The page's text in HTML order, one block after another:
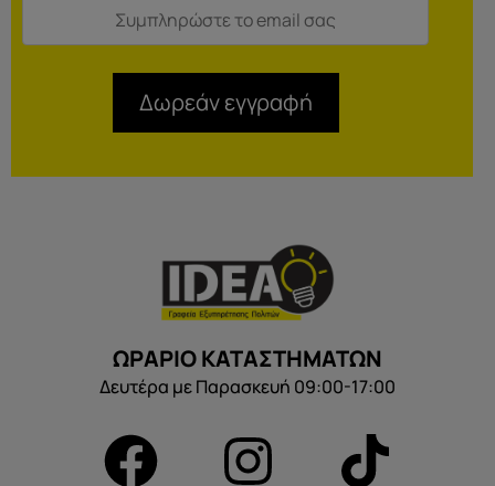
Δωρεάν εγγραφή
ΩΡΑΡΙΟ ΚΑΤΑΣΤΗΜΑΤΩΝ
Δευτέρα με Παρασκευή 09:00-17:00